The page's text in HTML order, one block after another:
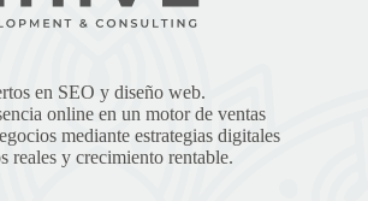
en SEO y diseño web.
online en un motor de ventas
mediante estrategias digitales
reales y crecimiento rentable.